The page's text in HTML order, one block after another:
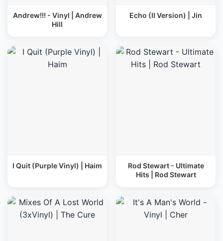
Andrew!!! - Vinyl | Andrew
Hill
Echo (II Version) | Jin
I Quit (Purple Vinyl) | Haim
Rod Stewart - Ultimate
Hits | Rod Stewart